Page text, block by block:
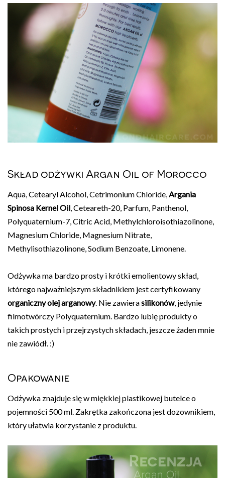
Skład odżywki Argan Oil of Morocco
Aqua, Cetearyl Alcohol, Cetrimonium Chloride,Argania
Spinosa Kernel Oil, Ceteareth-20, Parfum, Panthenol,
Polyquaternium-7, Citric Acid, Methylchloroisothiazolinone,
Magnesium Chloride, Magnesium Nitrate,
Methylisothiazolinone, Sodium Benzoate, Limonene.
Odżywka ma bardzo prosty i krótki emolientowy skład,
którego najważniejszym składnikiem jest certyfikowany
organiczny olej arganowy. Nie zawierasilikonów, jedynie
filmotwórczy Polyquaternium. Bardzo lubię produkty o
takich prostych i przejrzystych składach, jeszcze żaden mnie
nie zawiódł. :)
Opakowanie
Odżywka znajduje się w miękkiej plastikowej butelce o
pojemności 500 ml. Zakrętka zakończona jest dozownikiem,
który ułatwia korzystanie z produktu.